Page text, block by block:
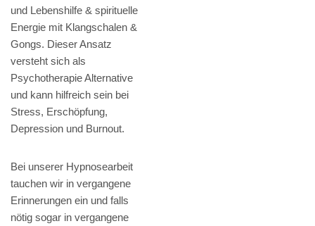
und Lebenshilfe & spirituelle
Energie mit Klangschalen &
Gongs. Dieser Ansatz
versteht sich als
Psychotherapie Alternative
und kann hilfreich sein bei
Stress, Erschöpfung,
Depression und Burnout.
Bei unserer Hypnosearbeit
tauchen wir in vergangene
Erinnerungen ein und falls
nötig sogar in vergangene